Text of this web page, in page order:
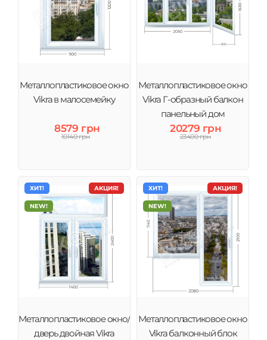
Металлопластиковое окно
Vikra в малосемейку
8579 грн
10140 грн
Металлопластиковое окно
Vikra Г-образный балкон
панельный дом
20279 грн
23400 грн
АКЦИЯ!
ХИТ!
NEW!
Металлопластиковое окно/
дверь двойная Vikra
АКЦИЯ!
ХИТ!
NEW!
Металлопластиковое окно
Vikra балконный блок